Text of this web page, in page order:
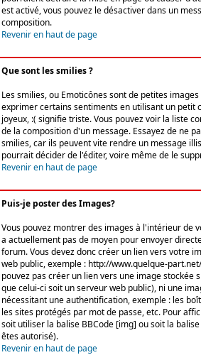
est activé, vous pouvez le désactiver dans un
composition.
Revenir en haut de page
Que sont les smilies ?
Les smilies, ou Emoticônes sont de petites
exprimer certains sentiments en utilisant un petit
joyeux, :( signifie triste. Vous pouvez voir la liste
de la composition d'un message. Essayez de ne
smilies, car ils peuvent vite rendre un message
pourrait décider de l'éditer, voire même de le
Revenir en haut de page
Puis-je poster des Images?
Vous pouvez montrer des images à l'intérieur de
a actuellement pas de moyen pour envoyer
forum. Vous devez donc créer un lien vers votre
web public, exemple : http://www.quelque-
pouvez pas créer un lien vers une image stockée
que celui-ci soit un serveur web public), ni une
nécessitant une authentification, exemple : les
les sites protégés par mot de passe, etc. Pour
soit utiliser la balise BBCode [img] ou soit la
êtes autorisé).
Revenir en haut de page